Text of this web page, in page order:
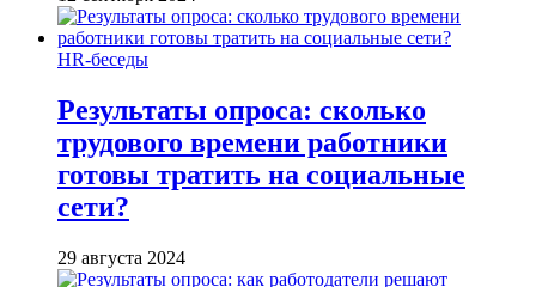
HR-беседы
Результаты опроса: сколько
трудового времени работники
готовы тратить на социальные
сети?
29 августа 2024